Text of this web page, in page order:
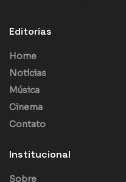
Editorias
Home
Notícias
Música
Cinema
Contato
Institucional
Sobre